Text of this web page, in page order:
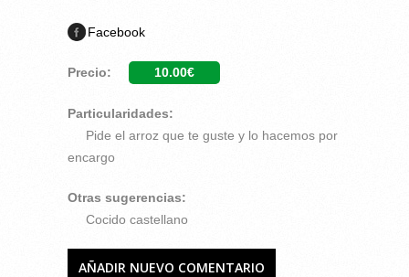
Facebook
Precio: 10.00€
Particularidades:
Pide el arroz que te guste y lo hacemos por
encargo
Otras sugerencias:
Cocido castellano
AÑADIR NUEVO COMENTARIO